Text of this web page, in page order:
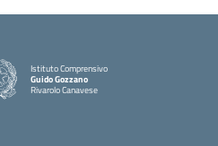
Istituto Comprensivo
Guido Gozzano
Rivarolo Canavese